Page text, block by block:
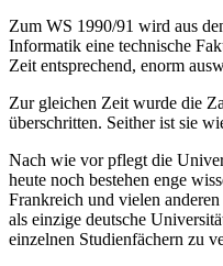
Zum WS 1990/91 wird aus
Informatik eine technische
Zeit entsprechend, enorm
Zur gleichen Zeit wurde die
überschritten. Seither ist sie
Nach wie vor pflegt die
heute noch bestehen enge
Frankreich und vielen
als einzige deutsche
einzelnen Studienfächern zu